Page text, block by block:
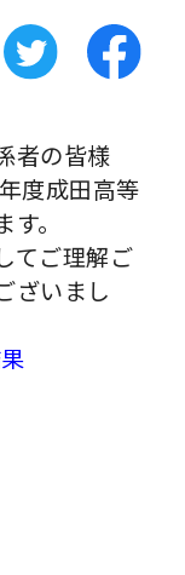
者の皆様
度成田高等
。
てご理解ご
ざいまし